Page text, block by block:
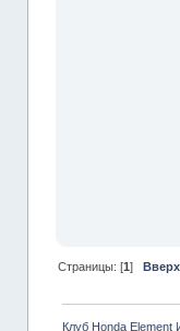
Страницы: [1] Вверх
Клуб Honda